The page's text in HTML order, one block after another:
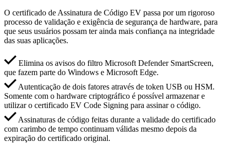
O certificado de Assinatura de Código EV passa por um rigoroso
processo de validação e exigência de segurança de hardware, para
que seus usuários possam ter ainda mais confiança na integridade
das suas aplicações.
Elimina os avisos do filtro Microsoft Defender SmartScreen,
que fazem parte do Windows e Microsoft Edge.
Autenticação de dois fatores através de token USB ou HSM.
Somente com o hardware criptográfico é possível armazenar e
utilizar o certificado EV Code Signing para assinar o código.
Assinaturas de código feitas durante a validade do certificado
com carimbo de tempo continuam válidas mesmo depois da
expiração do certificado original.